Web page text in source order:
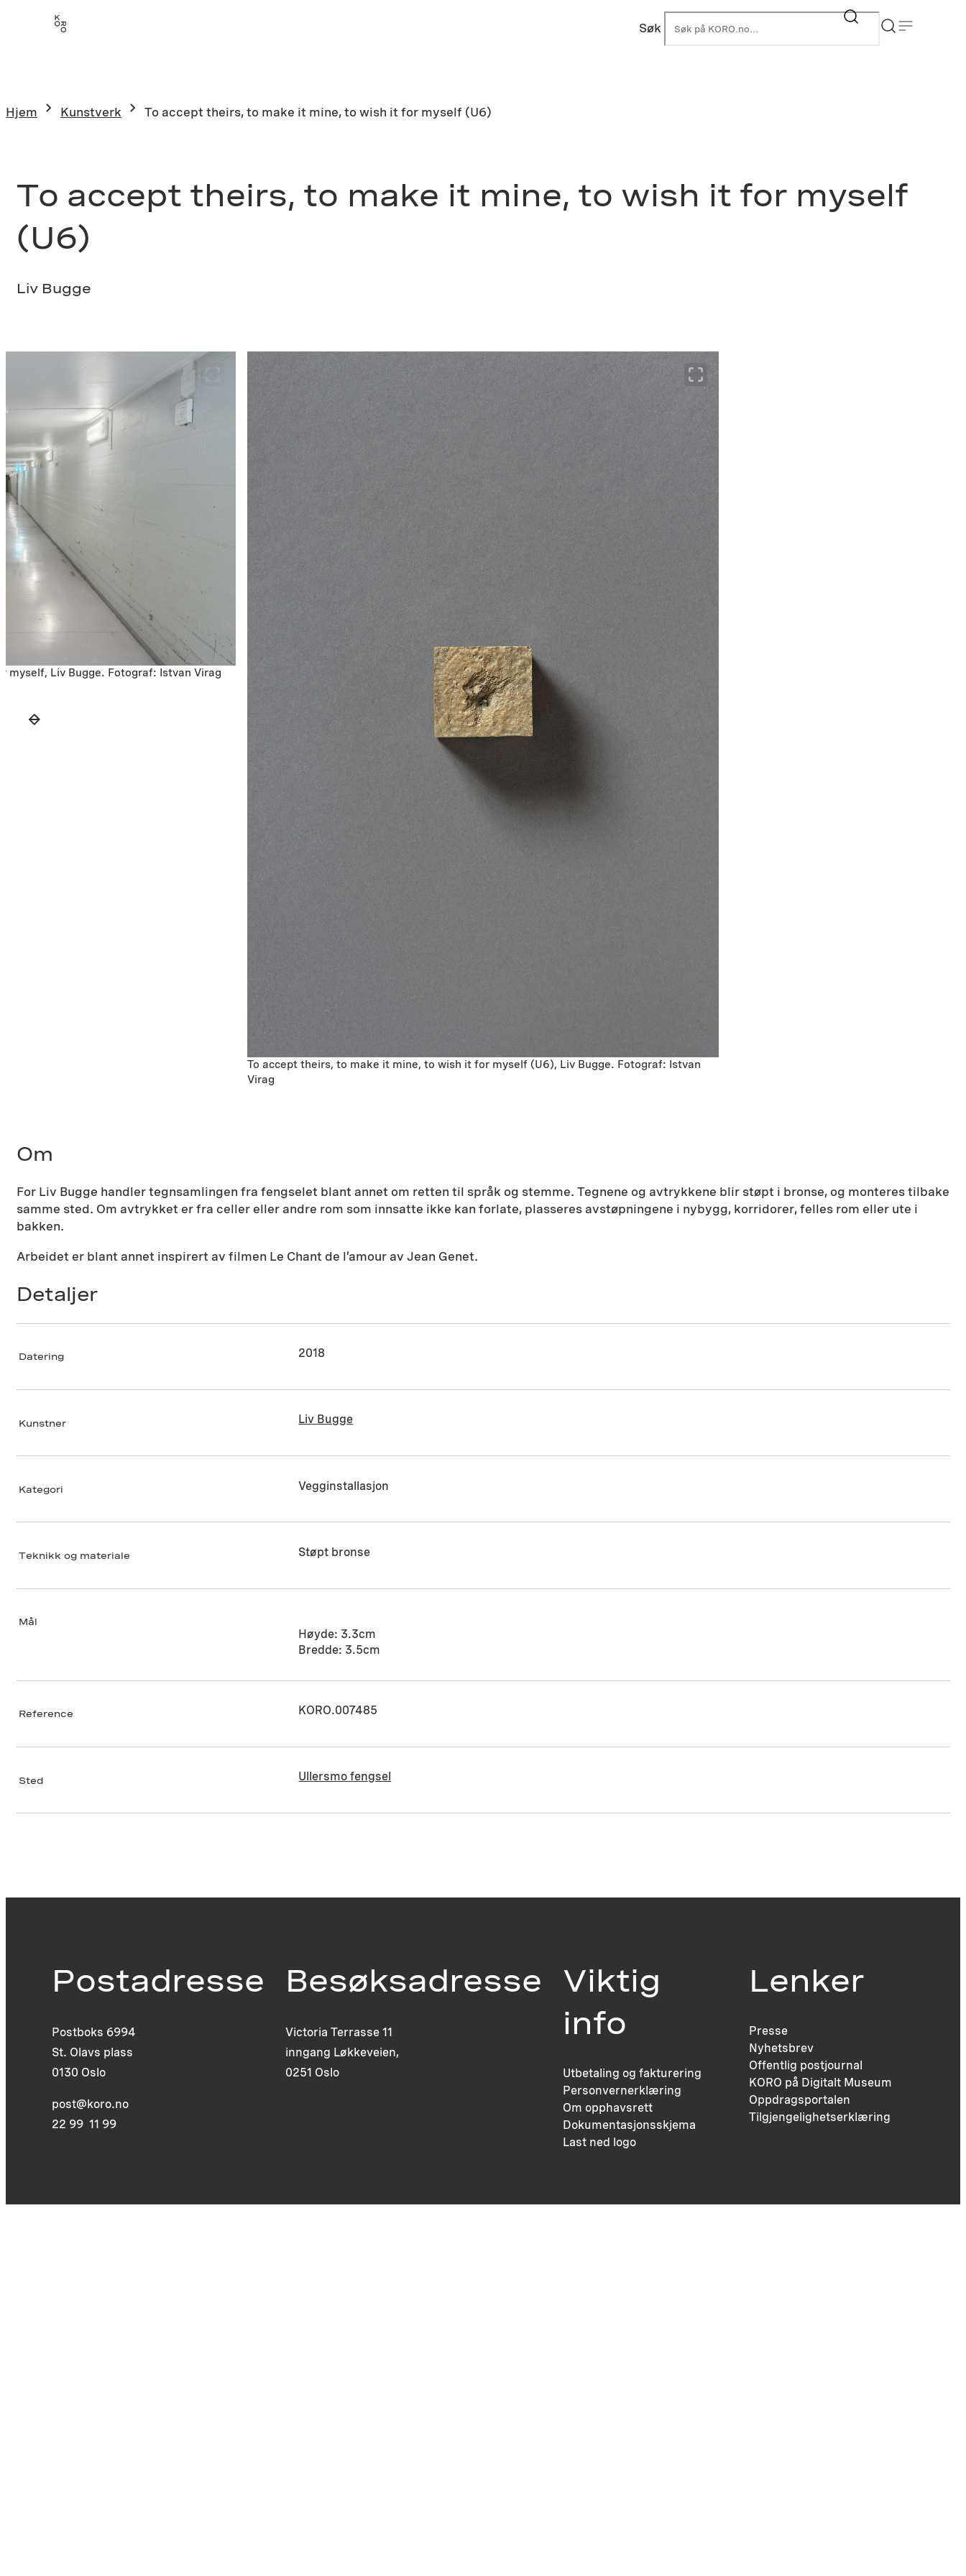
Søk
Hjem Kunstverk To accept theirs, to make it mine, to wish it for myself (U6)
To accept theirs, to make it mine, to wish it for myself
(U6)
Liv Bugge
myself, Liv Bugge. Fotograf: Istvan Virag
To accept theirs, to make it mine, to wish it for myself (U6), Liv Bugge. Fotograf: Istvan
Virag
Om
For Liv Bugge handler tegnsamlingen fra fengselet blant annet om retten til språk og stemme. Tegnene og avtrykkene blir støpt i bronse, og monteres tilbake
samme sted. Om avtrykket er fra celler eller andre rom som innsatte ikke kan forlate, plasseres avstøpningene i nybygg, korridorer, felles rom eller ute i
bakken.
Arbeidet er blant annet inspirert av filmen Le Chant de l’amour av Jean Genet.
Detaljer
Datering 2018
Kunstner Liv Bugge
Kategori Vegginstallasjon
Teknikk og materiale Støpt bronse
Mål
Høyde: 3.3cm
Bredde: 3.5cm
Reference KORO.007485
Sted Ullersmo fengsel
Postadresse
Postboks 6994
St. Olavs plass
0130 Oslo
post@koro.no
22 99 11 99
Besøksadresse
Victoria Terrasse 11
inngang Løkkeveien,
0251 Oslo
Viktig
info
Utbetaling og fakturering
Personvernerklæring
Om opphavsrett
Dokumentasjonsskjema
Last ned logo
Lenker
Presse
Nyhetsbrev
Offentlig postjournal
KORO på Digitalt Museum
Oppdragsportalen
Tilgjengelighetserklæring